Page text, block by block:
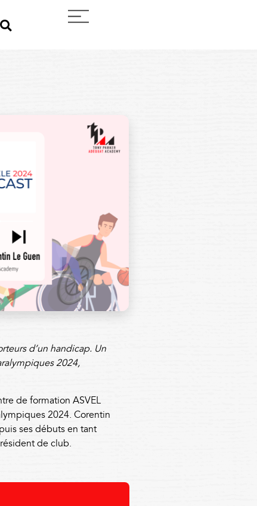
d’un handicap. Un
2024,
de formation ASVEL
2024. Corentin
ses débuts en tant
de club.